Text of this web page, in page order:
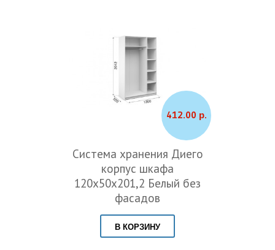
412.00 р.
Система хранения Диего
корпус шкафа
120х50х201,2 Белый без
фасадов
В КОРЗИНУ